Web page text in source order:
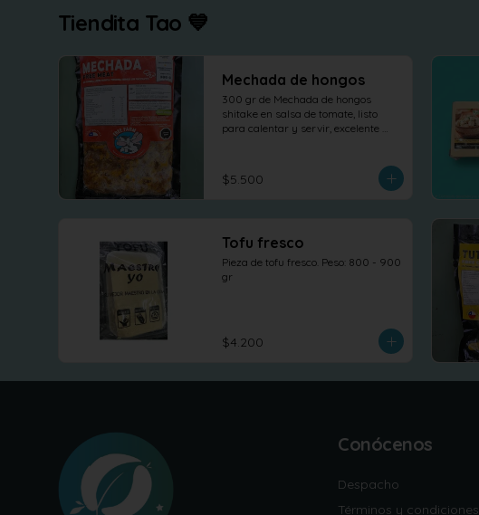
Tiendita Tao 💙
Mechada de hongos
300 gr de Mechada de hongos
shitake en salsa de tomate, listo
para calentar y servir, excelente
$5.500
Tofu fresco
Pieza de tofu fresco. Peso: 800 - 900
gr
$4.200
Conócenos
Despacho
Términos y condiciones